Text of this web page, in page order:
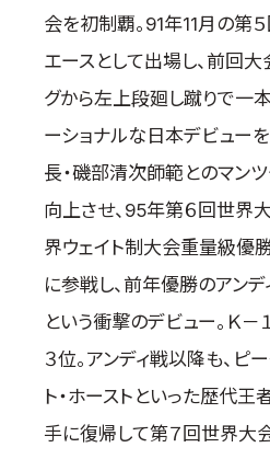
よくあ
本サイ
プライ
サイト
Language
日本語
会を初制覇。91年11月の第
エースとして出場し、前回大
グから左上段廻し蹴りで一
ーショナルな日本デビュー
長・磯部清次師範とのマン
向上させ、95年第６回世界
界ウェイト制大会重量級優
に参戦し、前年優勝のアンデ
という衝撃のデビュー。Ｋ－
３位。アンディ戦以降も、ピ
ト・ホーストといった歴代王
手に復帰して第７回世界大